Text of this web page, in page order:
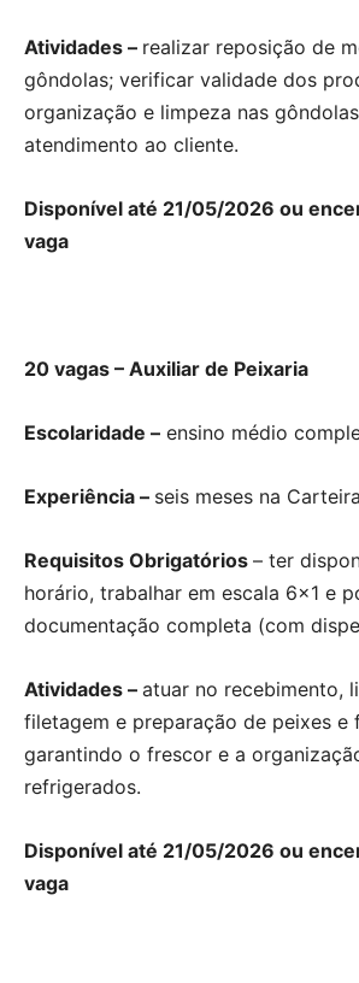
Atividades – realizar reposição de
gôndolas; verificar validade dos
organização e limpeza nas
atendimento ao cliente.
Disponível até 21/05/2026 ou
vaga
20 vagas – Auxiliar de Peixaria
Escolaridade – ensino médio
Experiência – seis meses na
Requisitos Obrigatórios – ter
horário, trabalhar em escala 6×1 e
documentação completa (com
Atividades – atuar no recebimento,
filetagem e preparação de peixes e
garantindo o frescor e a
refrigerados.
Disponível até 21/05/2026 ou
vaga